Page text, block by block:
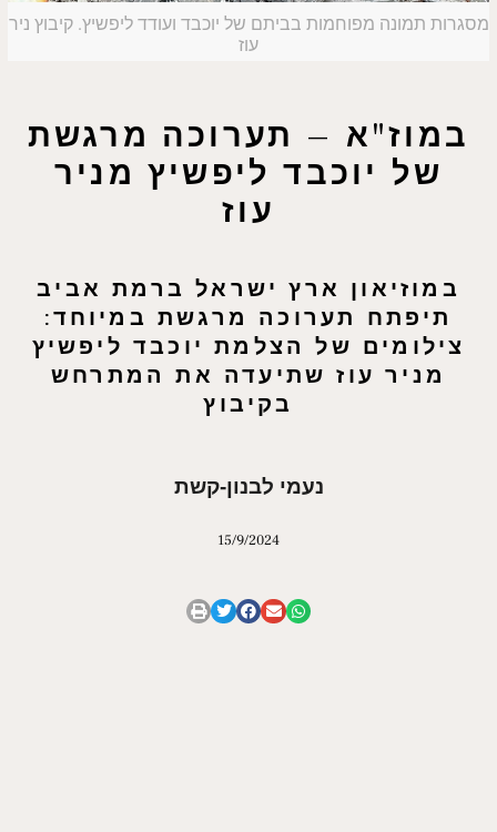
מסגרות תמונה מפוחמות בביתם של יוכבד ועודד ליפשיץ. קיבוץ ניר
עוז
במוז"א – תערוכה מרגשת
של יוכבד ליפשיץ מניר
עוז
במוזיאון ארץ ישראל ברמת אביב
תיפתח תערוכה מרגשת במיוחד:
צילומים של הצלמת יוכבד ליפשיץ
מניר עוז שתיעדה את המתרחש
בקיבוץ
נעמי לבנון-קשת
15/9/2024